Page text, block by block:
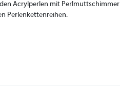
Acrylperlen mit Perlmuttschimmer
Perlenkettenreihen.